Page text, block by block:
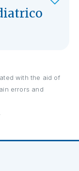
with the aid of
errors and